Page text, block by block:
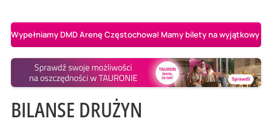
Wypełniamy DMD Arenę Częstochowa! Mamy bilety na wyjątkowy
BILANSE DRUŻYN